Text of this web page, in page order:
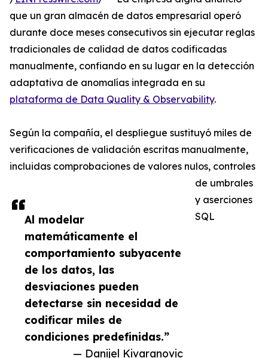
Al modelar
matemáticamente el
comportamiento subyacente
de los datos, las
desviaciones pueden
detectarse sin necesidad de
codificar miles de
condiciones predefinidas.”
— Danijel Kivaranovic
que un gran almacén de datos empresarial operó
durante doce meses consecutivos sin ejecutar reglas
tradicionales de calidad de datos codificadas
manualmente, confiando en su lugar en la detección
adaptativa de anomalías integrada en su
plataforma de Data Quality & Observability.
Según la compañía, el despliegue sustituyó miles de
verificaciones de validación escritas manualmente,
incluidas comprobaciones de valores nulos, controles
de umbrales
y aserciones
SQL